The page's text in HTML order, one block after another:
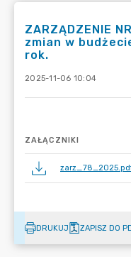
ZARZĄDZENIE
zmian w
rok.
2025-11-06 10:04
ZAŁĄCZNIKI
DRUKUJ ZAPISZ DO